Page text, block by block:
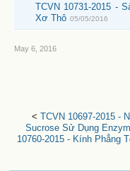
TCVN 10731-2015 -
Xơ Thô 05/05/2016
May 6, 2016
< TCVN 10697-2015 -
Sucrose Sử Dụng
10760-2015 - Kính Phẳng